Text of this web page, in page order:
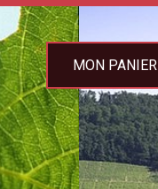
MON PANIER